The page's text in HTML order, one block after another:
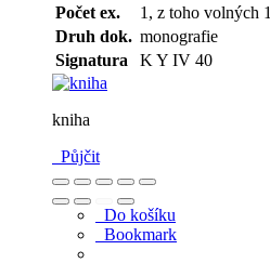
Počet ex.
1, z toho volných 1
Druh dok. monografie
Signatura
K Y IV 40
kniha
Půjčit
Do košíku
Bookmark